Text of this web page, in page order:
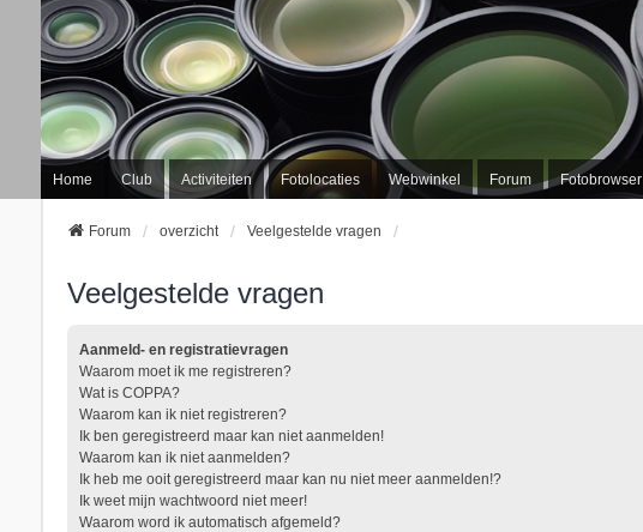
Home Club Activiteiten Fotolocaties Webwinkel Forum Fotobrowser
Forum overzicht Veelgestelde vragen
Veelgestelde vragen
Aanmeld- en registratievragen
Waarom moet ik me registreren?
Wat is COPPA?
Waarom kan ik niet registreren?
Ik ben geregistreerd maar kan niet aanmelden!
Waarom kan ik niet aanmelden?
Ik heb me ooit geregistreerd maar kan nu niet meer aanmelden!?
Ik weet mijn wachtwoord niet meer!
Waarom word ik automatisch afgemeld?